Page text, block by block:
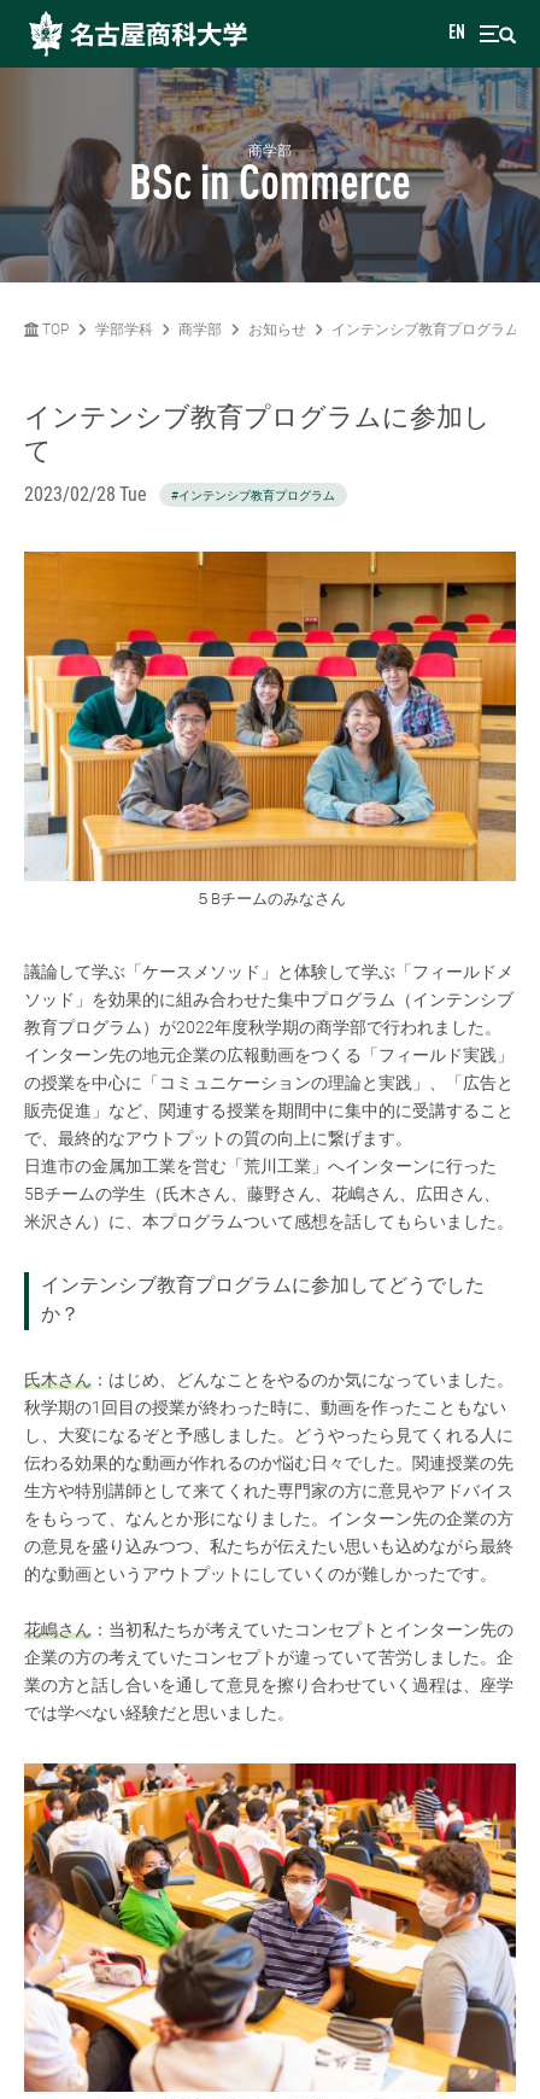
EN
商学部
BSc in Commerce
TOP 学部学科 商学部 お知らせ インテンシブ教育プログラムに
インテンシブ教育プログラムに参加し
て
2023/02/28 Tue #インテンシブ教育プログラム
５Bチームのみなさん
議論して学ぶ「ケースメソッド」と体験して学ぶ「フィールドメ
ソッド」を効果的に組み合わせた集中プログラム（インテンシブ
教育プログラム）が2022年度秋学期の商学部で行われました。
インターン先の地元企業の広報動画をつくる「フィールド実践」
の授業を中心に「コミュニケーションの理論と実践」、「広告と
販売促進」など、関連する授業を期間中に集中的に受講すること
で、最終的なアウトプットの質の向上に繋げます。
日進市の金属加工業を営む「荒川工業」へインターンに行った
5Bチームの学生（氏木さん、藤野さん、花嶋さん、広田さん、
米沢さん）に、本プログラムついて感想を話してもらいました。
インテンシブ教育プログラムに参加してどうでした
か？
氏木さん ：はじめ、どんなことをやるのか気になっていました。
秋学期の1回目の授業が終わった時に、動画を作ったこともない
し、大変になるぞと予感しました。どうやったら見てくれる人に
伝わる効果的な動画が作れるのか悩む日々でした。関連授業の先
生方や特別講師として来てくれた専門家の方に意見やアドバイス
をもらって、なんとか形になりました。インターン先の企業の方
の意見を盛り込みつつ、私たちが伝えたい思いも込めながら最終
的な動画というアウトプットにしていくのが難しかったです。
花嶋さん ：当初私たちが考えていたコンセプトとインターン先の
企業の方の考えていたコンセプトが違っていて苦労しました。企
業の方と話し合いを通して意見を擦り合わせていく過程は、座学
では学べない経験だと思いました。